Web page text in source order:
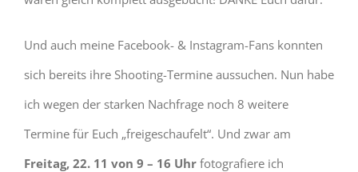
Und auch meine Facebook- & Instagram-Fans konnten
sich bereits ihre Shooting-Termine aussuchen. Nun habe
ich wegen der starken Nachfrage noch 8 weitere
Termine für Euch „freigeschaufelt“. Und zwar am
Freitag, 22. 11 von 9 – 16 Uhr fotografiere ich